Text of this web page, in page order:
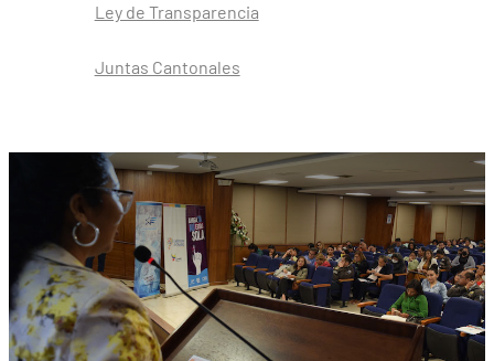
Ley de Transparencia
Juntas Cantonales